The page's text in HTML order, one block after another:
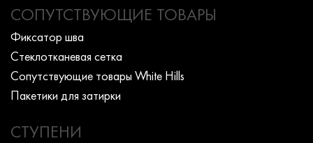
СОПУТСТВУЮЩИЕ ТОВАРЫ
Фиксатор шва
Стеклотканевая сетка
Сопутствующие товары White Hills
Пакетики для затирки
СТУПЕНИ